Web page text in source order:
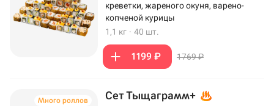
креветки, жареного окуня, варено-
копченой курицы
1,1 кг · 40 шт.
1199 ₽ 1769 ₽
Много роллов Сет Тыщаграмм+